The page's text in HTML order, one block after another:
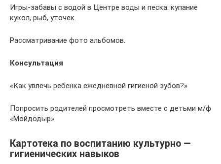
Игры-забавы с водой в Центре воды и песка: купание
кукол, рыб, уточек.
Рассматривание фото альбомов.
Консультация
«Как увлечь ребенка ежедневной гигиеной зубов?»
Попросить родителей просмотреть вместе с детьми м/ф
«Мойдодыр»
Картотека по воспитанию культурно —
гигиенических навыков